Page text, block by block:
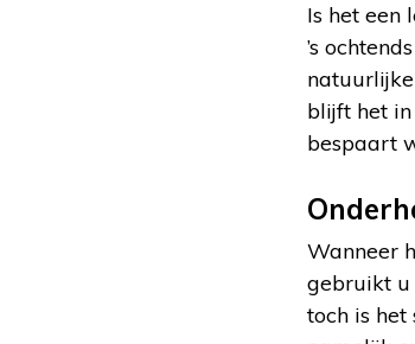
Is het een
’s
blijft het
bespaart
Wanneer
gebruikt u
toch is